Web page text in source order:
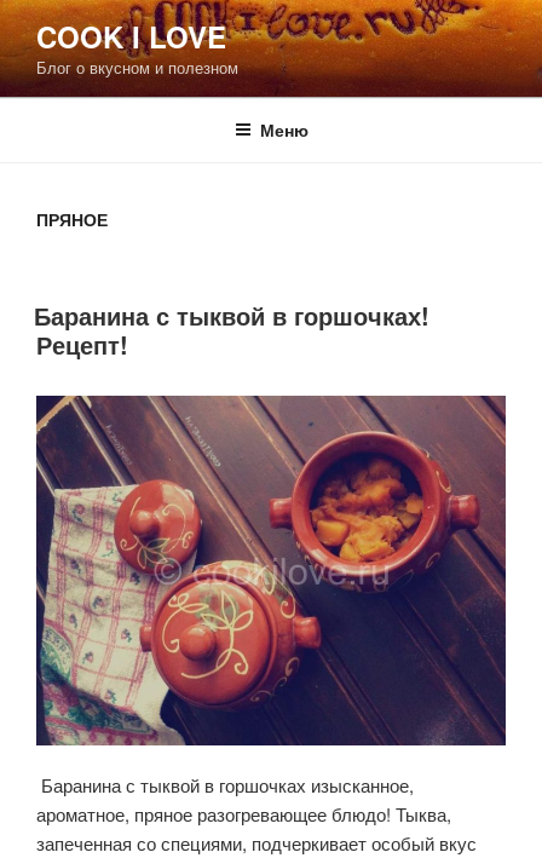
Перейти
к
содержимому
COOK I LOVE
Блог о вкусном и полезном
Меню
ПРЯНОЕ
Баранина с тыквой в горшочках!
Рецепт!
Баранина с тыквой в горшочках изысканное,
ароматное, пряное разогревающее блюдо! Тыква,
запеченная со специями, подчеркивает особый вкус